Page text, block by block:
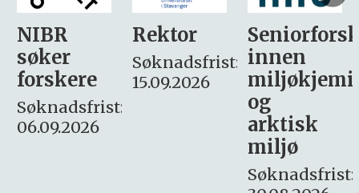
Rektor
Søknadsfrist:
15.09.2026
Seniorforsker
innen
miljøkjemi
søker
– fast
Søknadsfrist:
16. august.